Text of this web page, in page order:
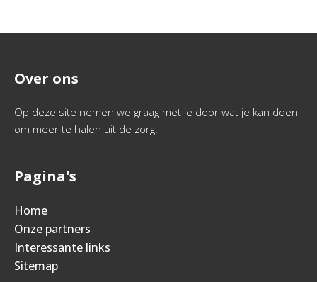
Over ons
Op deze site nemen we graag met je door wat je kan doen
om meer te halen uit de zorg.
Pagina's
Home
Onze partners
Interessante links
Sitemap